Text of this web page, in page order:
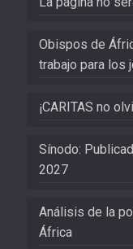
Obispos de
trabajo para los
¡CARITAS no
Sínodo:
2027
Análisis de la
África